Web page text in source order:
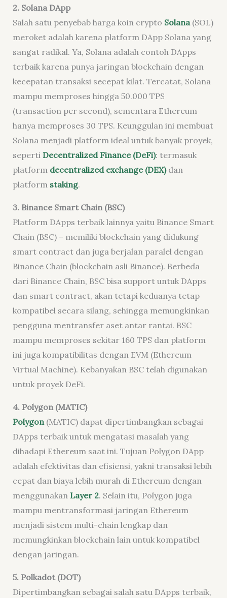
2. Solana DApp
Salah satu penyebab harga koin crypto Solana(SOL)
meroket adalah karena platform DApp Solana yang
sangat radikal. Ya, Solana adalah contoh DApps
terbaik karena punya jaringan blockchain dengan
kecepatan transaksi secepat kilat. Tercatat, Solana
mampu memproses hingga 50.000 TPS
(transaction per second), sementara Ethereum
hanya memproses 30 TPS. Keunggulan ini membuat
Solana menjadi platform ideal untuk banyak proyek,
seperti Decentralized Finance (DeFi): termasuk
platform decentralized exchange (DEX)dan
platform staking.
3. Binance Smart Chain (BSC)
Platform DApps terbaik lainnya yaitu Binance Smart
Chain (BSC) – memiliki blockchain yang didukung
smart contract dan juga berjalan paralel dengan
Binance Chain (blockchain asli Binance). Berbeda
dari Binance Chain, BSC bisa support untuk DApps
dan smart contract, akan tetapi keduanya tetap
kompatibel secara silang, sehingga memungkinkan
pengguna mentransfer aset antar rantai. BSC
mampu memproses sekitar 160 TPS dan platform
ini juga kompatibilitas dengan EVM (Ethereum
Virtual Machine). Kebanyakan BSC telah digunakan
untuk proyek DeFi.
4. Polygon (MATIC)
Polygon(MATIC) dapat dipertimbangkan sebagai
DApps terbaik untuk mengatasi masalah yang
dihadapi Ethereum saat ini. Tujuan Polygon DApp
adalah efektivitas dan efisiensi, yakni transaksi lebih
cepat dan biaya lebih murah di Ethereum dengan
menggunakan Layer 2. Selain itu, Polygon juga
mampu mentransformasi jaringan Ethereum
menjadi sistem multi-chain lengkap dan
memungkinkan blockchain lain untuk kompatibel
dengan jaringan.
5. Polkadot (DOT)
Dipertimbangkan sebagai salah satu DApps terbaik,